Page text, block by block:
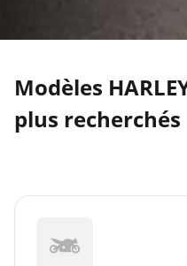
Modèles
plus recherchés